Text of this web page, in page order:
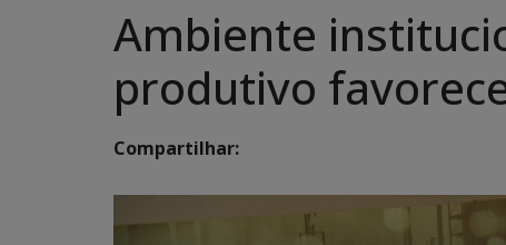
Ambiente
produtivo
Compartilhar: